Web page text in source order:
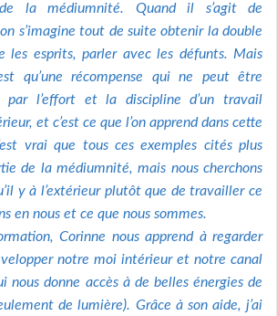
de la médiumnité. Quand il s’agit de
s’imagine tout de suite obtenir la double
les esprits, parler avec les défunts. Mais
qu’une récompense qui ne peut être
par l’effort et la discipline d’un travail
et c’est ce que l’on apprend dans cette
vrai que tous ces exemples cités plus
de la médiumnité, mais nous cherchons
y à l’extérieur plutôt que de travailler ce
en nous et ce que nous sommes.
Corinne nous apprend à regarder
notre moi intérieur et notre canal
nous donne accès à de belles énergies de
de lumière). Grâce à son aide, j’ai